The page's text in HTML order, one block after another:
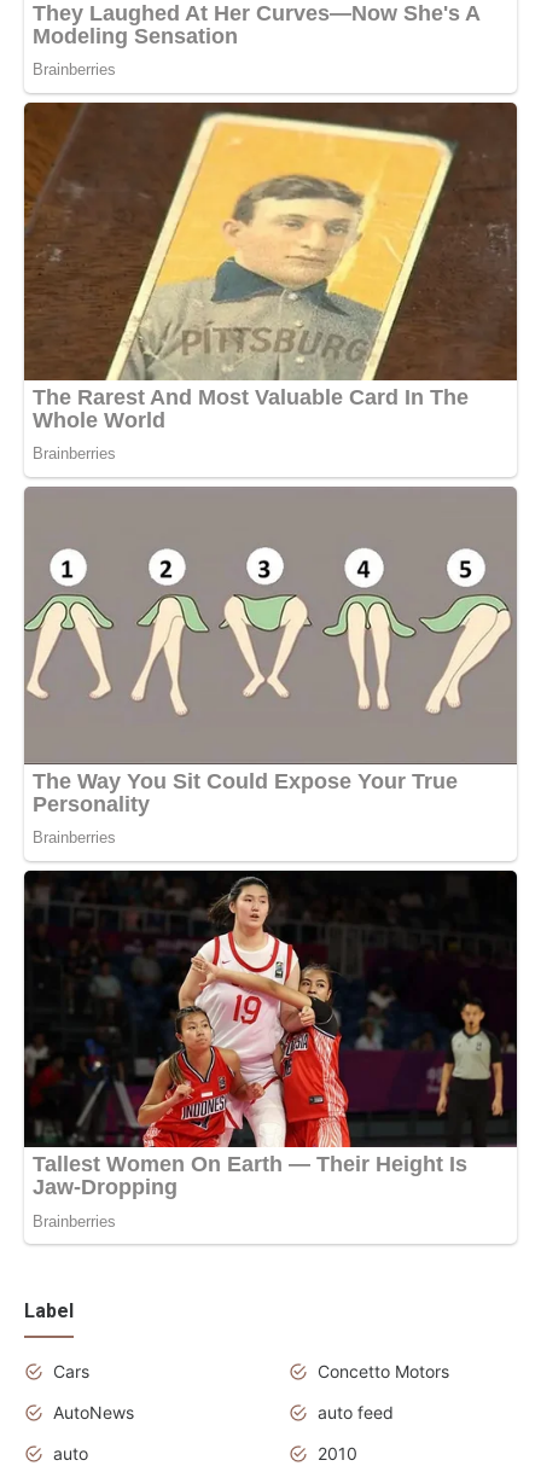
Label
Cars
Concetto Motors
AutoNews
auto feed
auto
2010